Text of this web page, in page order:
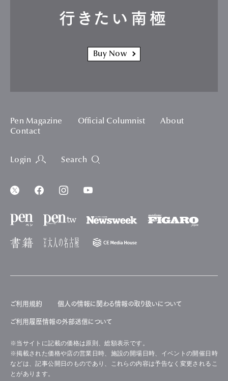
行きたい南極
Buy Now
Pen Magazine Official Columnist
About
Contact
Login Search
ご利用規約 個人の情報に関わる情報の取り扱いについて
ご利用履歴情報の外部送信について
※当サイトに記載の価格は原則、総額表示です。
※掲載された価格や店の営業日時、施設の開場日時、イベントの開催日時
などは、記事公開日のものであり、これらの内容は予告なく変更されるこ
とがあります。